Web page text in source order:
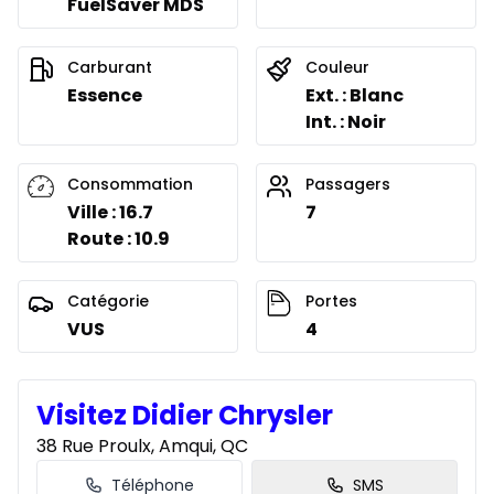
Location sur 54 mois
Location sur 54 mois
0.00 $ d'acompte • 4.99%
À partir de :
281$/
Location sur 51 mois
Location sur 51 mois
0.00 $ d'acompte • 4.99%
À partir de :
Location sur 48 mois
Location sur 48 mois
0.00 $ d'acompte • 4.99%
291$/Sem.
Location sur 42 mois
À partir de :
FuelSaver MDS
Carburant
Essence
Couleur
Ext. : Blanc
Int. : Noir
Consommation
Ville : 16.7
Route : 10.9
Passagers
7
Catégorie
VUS
Portes
4
Visitez Didier Chrysler
38 Rue Proulx, Amqui, QC
Téléphone SMS